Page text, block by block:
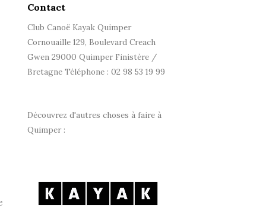
Contact
Club Canoë Kayak Quimper
Cornouaille 129, Boulevard Creach
Gwen 29000 Quimper Finistère /
Bretagne Téléphone : 02 98 53 19 99
Découvrez d'autres choses à faire à
Quimper :